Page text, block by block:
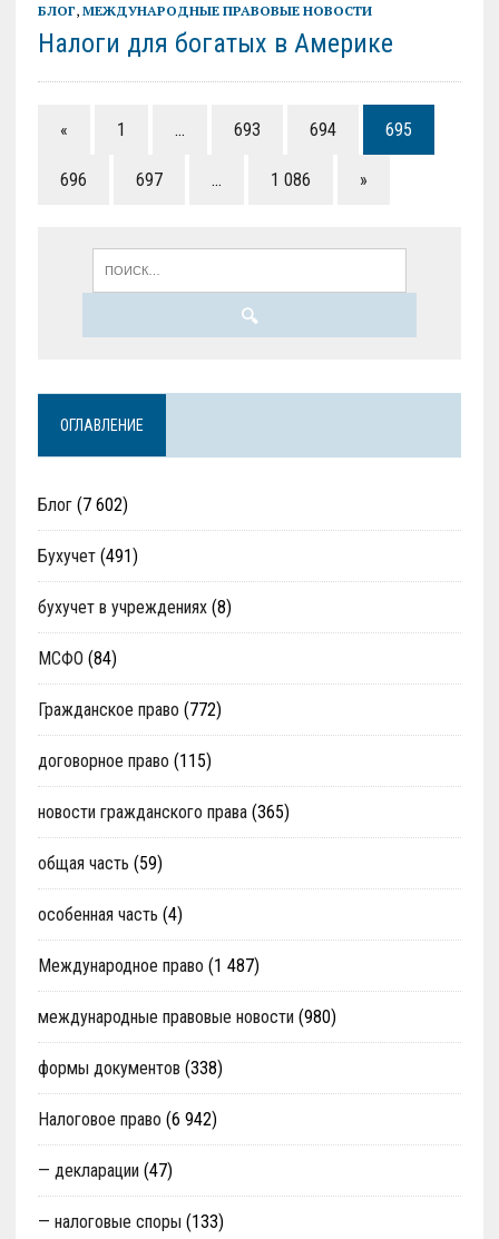
БЛОГ, МЕЖДУНАРОДНЫЕ ПРАВОВЫЕ НОВОСТИ
Налоги для богатых в Америке
« 1 … 693 694 695
696 697 … 1 086 »
ОГЛАВЛЕНИЕ
Блог(7 602)
Бухучет(491)
бухучет в учреждениях(8)
МСФО (84)
Гражданское право (772)
договорное право (115)
новости гражданского права(365)
общая часть (59)
особенная часть (4)
Международное право (1 487)
международные правовые новости (980)
формы документов (338)
Налоговое право (6 942)
— декларации (47)
— налоговые споры (133)